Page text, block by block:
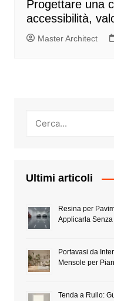
Progettare una
accessibilità,
Master Architect
Ultimi articoli
Resina per
Applicarla Senza
Portavasi da
Mensole per
Tenda a Rullo: